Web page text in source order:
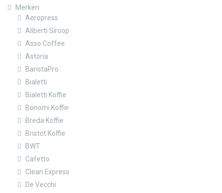
Merken
Aeropress
Aliberti Siroop
Asso Coffee
Astoria
BaristaPro
Bialetti
Bialetti Koffie
Bonomi Koffie
Breda Koffie
Bristot Koffie
BWT
Cafetto
Clean Express
De Vecchi